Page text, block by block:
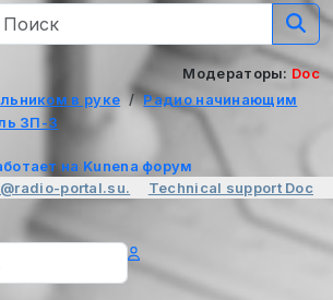
Модераторы: Doc
в руке
Радио начинающим
ЗП-3
на Kunena форум
portal.su. Technical support Doc